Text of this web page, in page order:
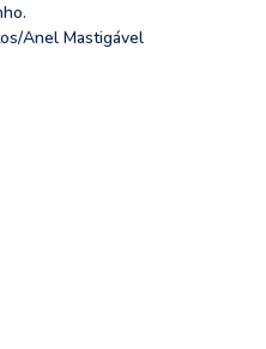
/Anel Mastigável